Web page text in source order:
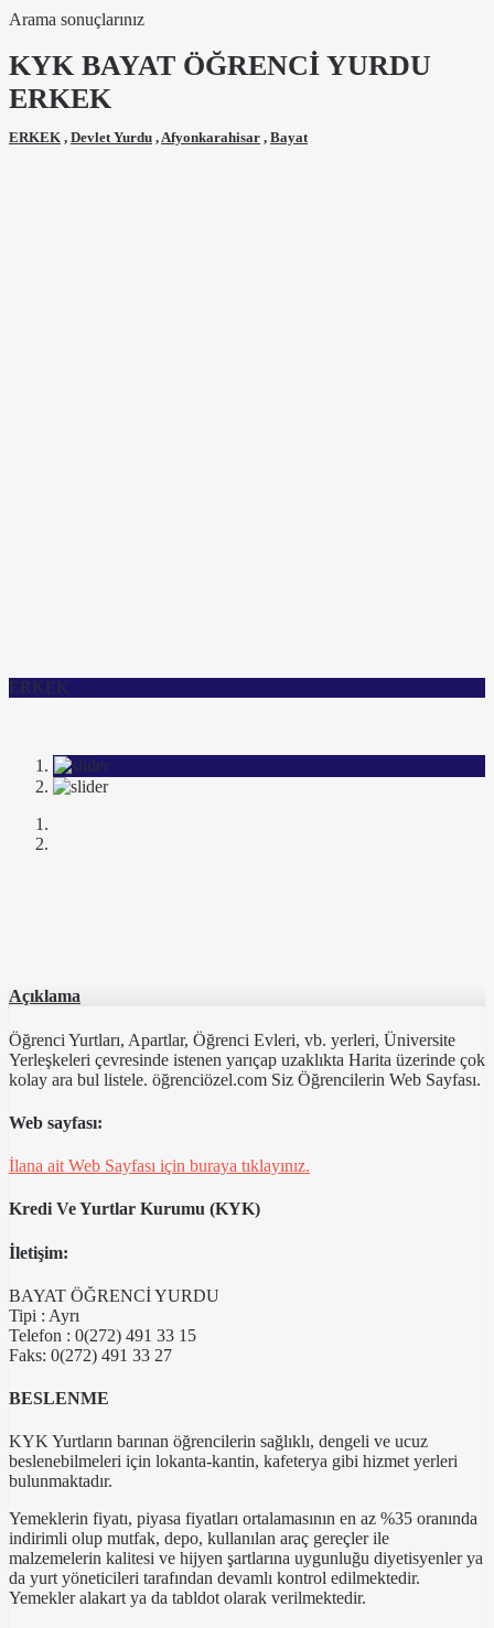
Arama sonuçlarınız
KYK BAYAT ÖĞRENCİ YURDU
ERKEK
ERKEK , Devlet Yurdu , Afyonkarahisar , Bayat
ERKEK
Açıklama
Öğrenci Yurtları, Apartlar, Öğrenci Evleri, vb. yerleri, Üniversite
Yerleşkeleri çevresinde istenen yarıçap uzaklıkta Harita üzerinde çok
kolay ara bul listele. öğrenciözel.com Siz Öğrencilerin Web Sayfası.
Web sayfası:
İlana ait Web Sayfası için buraya tıklayınız.
Kredi Ve Yurtlar Kurumu (KYK)
İletişim:
BAYAT ÖĞRENCİ YURDU
Tipi : Ayrı
Telefon : 0(272) 491 33 15
Faks: 0(272) 491 33 27
BESLENME
KYK Yurtların barınan öğrencilerin sağlıklı, dengeli ve ucuz
beslenebilmeleri için lokanta-kantin, kafeterya gibi hizmet yerleri
bulunmaktadır.
Yemeklerin fiyatı, piyasa fiyatları ortalamasının en az %35 oranında
indirimli olup mutfak, depo, kullanılan araç gereçler ile
malzemelerin kalitesi ve hijyen şartlarına uygunluğu diyetisyenler ya
da yurt yöneticileri tarafından devamlı kontrol edilmektedir.
Yemekler alakart ya da tabldot olarak verilmektedir.